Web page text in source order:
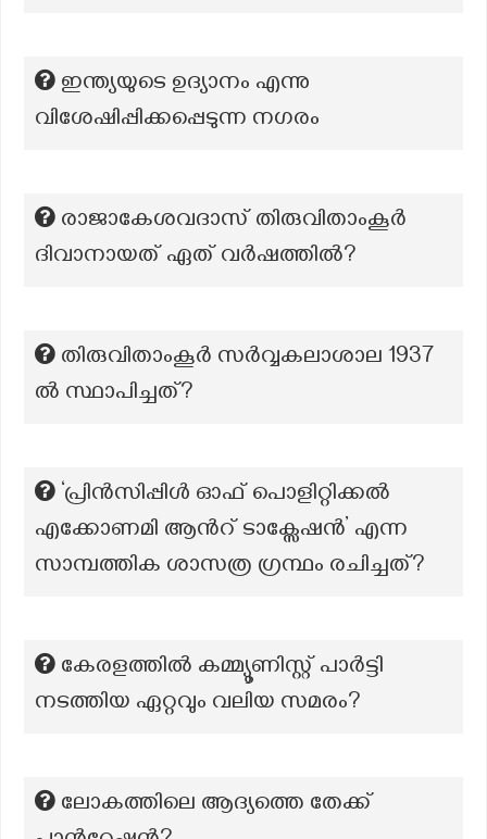
ഇന്ത്യയുടെ ഉദ്യാനം എന്നു
വിശേഷിപ്പിക്കപ്പെടുന്ന നഗരം
രാജാകേശവദാസ് തിരുവിതാംകൂർ
ദിവാനായത് ഏത് വർഷത്തിൽ?
തിരുവിതാംകൂർ സർവ്വകലാശാല 1937
ൽ സ്ഥാപിച്ചത്?
‘പ്രിൻസിപ്പിൾ ഓഫ് പൊളിറ്റിക്കൽ
എക്കോണമി ആന്‍റ് ടാക്സേഷൻ’ എന്ന
സാമ്പത്തിക ശാസത്ര ഗ്രന്ഥം രചിച്ചത്?
കേരളത്തിൽ കമ്മ്യൂണിസ്റ്റ് പാർട്ടി
നടത്തിയ ഏറ്റവും വലിയ സമരം?
ലോകത്തിലെ ആദ്യത്തെ തേക്ക്